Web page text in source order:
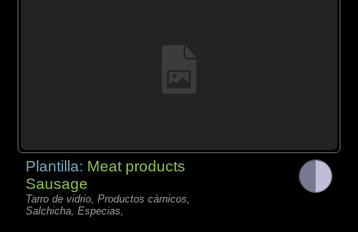
Plantilla: Meat products
Sausage
Tarro de vidrio, Productos càrnicos,
Salchicha, Especias,